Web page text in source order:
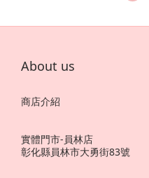
About us
商店介紹
實體門市-員林店
彰化縣員林市大勇街83號